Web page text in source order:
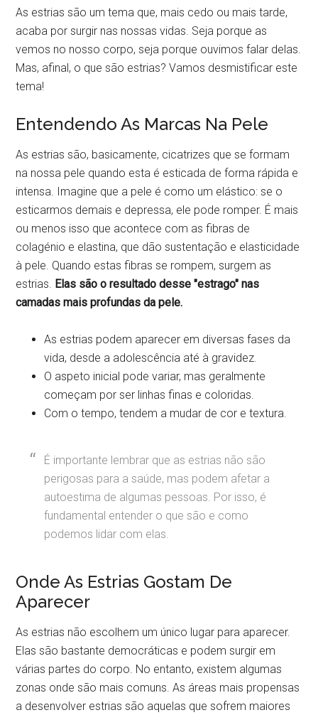
As estrias são um tema que, mais cedo ou mais tarde,
acaba por surgir nas nossas vidas. Seja porque as
vemos no nosso corpo, seja porque ouvimos falar delas.
Mas, afinal, o que são estrias? Vamos desmistificar este
tema!
Entendendo As Marcas Na Pele
As estrias são, basicamente, cicatrizes que se formam
na nossa pele quando esta é esticada de forma rápida e
intensa. Imagine que a pele é como um elástico: se o
esticarmos demais e depressa, ele pode romper. É mais
ou menos isso que acontece com as fibras de
colagénio e elastina, que dão sustentação e elasticidade
à pele. Quando estas fibras se rompem, surgem as
estrias. Elas são o resultado desse "estrago" nas
camadas mais profundas da pele.
As estrias podem aparecer em diversas fases da
vida, desde a adolescência até à gravidez.
O aspeto inicial pode variar, mas geralmente
começam por ser linhas finas e coloridas.
Com o tempo, tendem a mudar de cor e textura.
É importante lembrar que as estrias não são
perigosas para a saúde, mas podem afetar a
autoestima de algumas pessoas. Por isso, é
fundamental entender o que são e como
podemos lidar com elas.
Onde As Estrias Gostam De
Aparecer
As estrias não escolhem um único lugar para aparecer.
Elas são bastante democráticas e podem surgir em
várias partes do corpo. No entanto, existem algumas
zonas onde são mais comuns. As áreas mais propensas
a desenvolver estrias são aquelas que sofrem maiores